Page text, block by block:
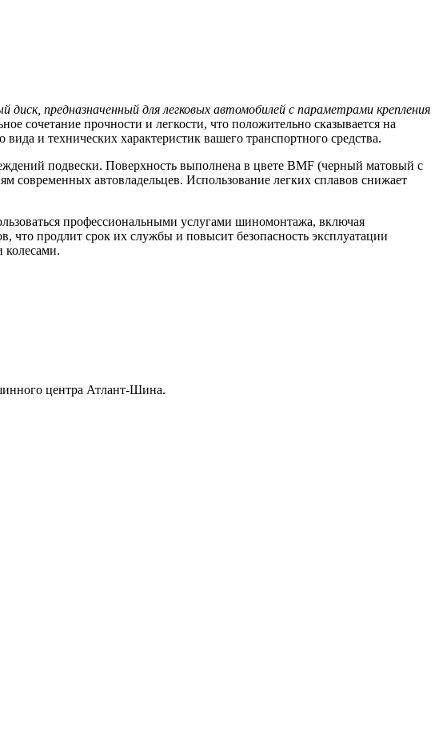
диск, предназначенный для легковых автомобилей с параметрами крепления
сочетание прочности и легкости, что положительно сказывается на
и технических характеристик вашего транспортного средства.
подвески. Поверхность выполнена в цвете BMF (черный матовый с
автовладельцев. Использование легких сплавов снижает
профессиональными услугами шиномонтажа, включая
что продлит срок их службы и повысит безопасность эксплуатации
колесами.
центра Атлант-Шина.